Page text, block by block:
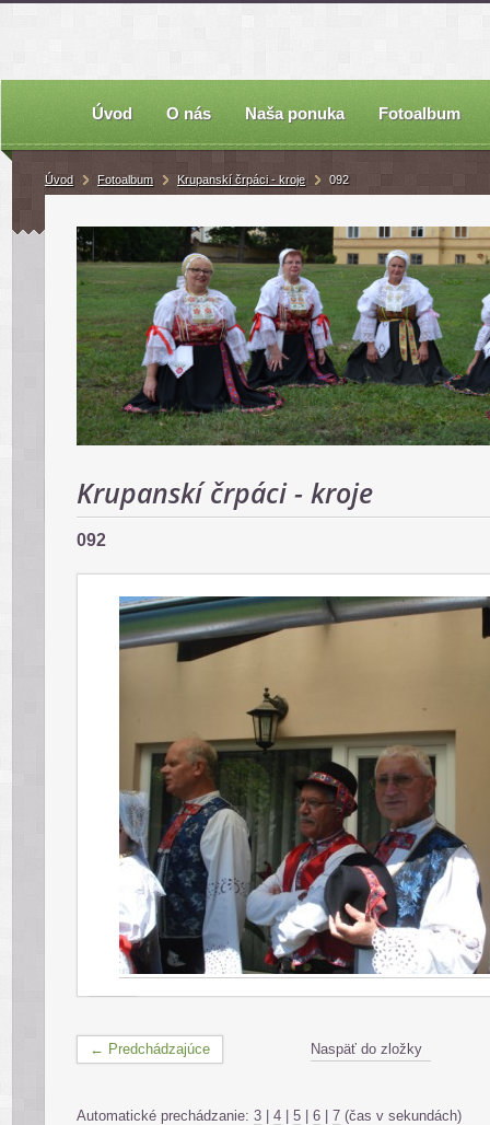
Úvod O nás Naša ponuka Fotoalbum
Úvod Fotoalbum Krupanskí črpáci - kroje 092
Krupanskí črpáci - kroje
092
← Predchádzajúce Naspäť do zložky
Automatické prechádzanie: 3 4 5 6 7 (čas v sekundách)